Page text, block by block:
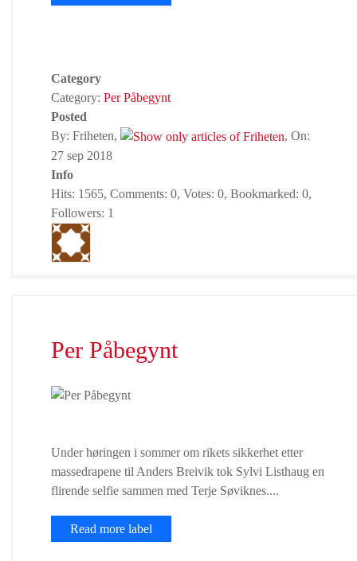
Category
Category: Per Påbegynt
Posted
By: Friheten,
, On:
27 sep 2018
Info
Hits: 1565, Comments: 0, Votes: 0, Bookmarked: 0,
Followers: 1
Per Påbegynt
Under høringen i sommer om rikets sikkerhet etter
massedrapene til Anders Breivik tok Sylvi Listhaug en
flirende selfie sammen med Terje Søviknes....
Read more label